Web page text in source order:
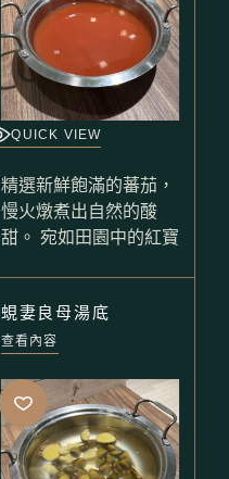
QUICK VIEW
精選新鮮飽滿的蕃茄，
慢火燉煮出自然的酸
甜。 宛如田園中的紅寶
蜆妻良母湯底
查看內容